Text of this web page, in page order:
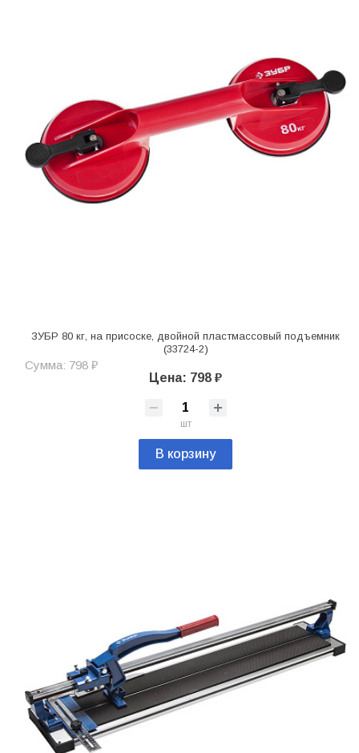
ЗУБР 80 кг, на присоске, двойной пластмассовый подъемник
(33724-2)
Сумма: 798 ₽
Цена: 798 ₽
шт
В корзину